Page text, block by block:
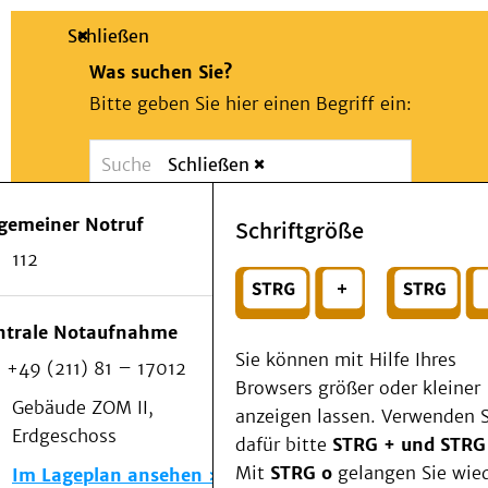
Suche
Schließen
Was suchen Sie?
Bitte geben Sie hier einen Begriff ein:
Suchen
Wählen Sie ein Thema für Ihren
Notfall
Schließen
Notruf
112
Notaufnahme
+49 (211) 81 – 17012
Gebäude ZOM II,
Erdgeschoss
Im Lageplan ansehen
Schriftgröße
Sie können mit Hilfe Ihres
Browsers größer oder kleiner
anzeigen lassen. Verwenden
dafür bitte STRG + und
Mit STRG o gelangen Sie
Patienten & Besucher
Als Patient am UKD
Beratung und Unterstützung
Veranstaltungen
Kommunikation im Medizinwesen (KIM)
Notfall
Forschung & Lehre
Medizinische Fakultät